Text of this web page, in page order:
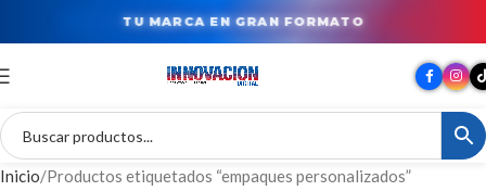
TU MARCA EN GRAN FORMATO
Inicio Productos etiquetados “empaques personalizados”